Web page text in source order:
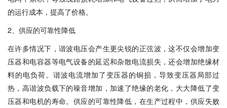
的运行成本，提高了价格。
2、供应的可靠性降低
在许多情况下，谐波电压会产生更尖锐的正弦波，这不仅会增加变
压器和电容器等电气设备的延迟和杂散电流损失，还会增加绝缘材
料的电负荷。谐波电流增加了变压器的铜损，导致变压器局部过
热，高谐波负载下的噪音增加，加速了绝缘的老化，大大降低了变
压器和电机的寿命。供应的可靠性降低，在生产过程中，供应失败